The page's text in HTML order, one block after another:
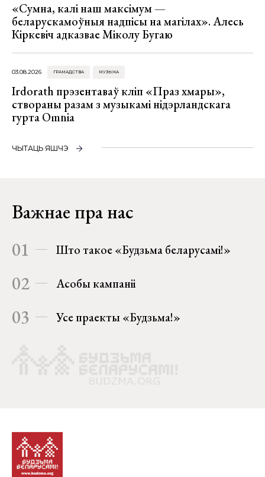
«Сумна, калі наш максімум —
беларускамоўныя надпісы на магілах». Алесь
Кіркевіч адказвае Міколу Бугаю
03.08.2026 ГРАМАДСТВА МУЗЫКА
Irdorath прэзентаваў кліп «Праз хмары»,
створаны разам з музыкамі нідэрландскага
гурта Omnia
ЧЫТАЦЬ ЯШЧЭ
Важнае пра нас
01 Што такое «Будзьма беларусамі!»
02 Асобы кампаніі
03 Усе праекты «Будзьма!»